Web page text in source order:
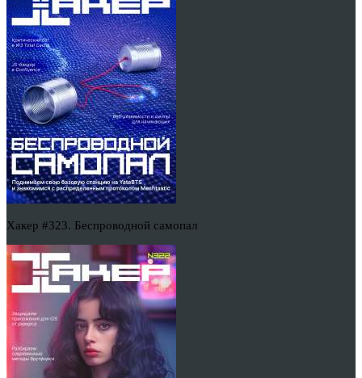
Хакер #323. Беспроводной самопал